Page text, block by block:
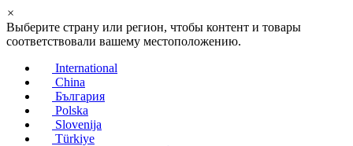
×
Выберите страну или регион, чтобы контент и товары
соответствовали вашему местоположению.
International
China
България
Polska
Slovenija
Türkiye